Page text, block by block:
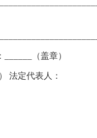
（盖章）
法定代表人：